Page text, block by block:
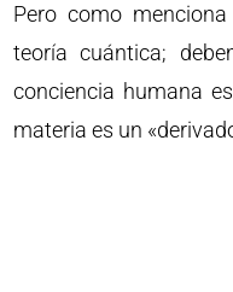
Pero como menciona
teoría cuántica;
conciencia humana
materia es un